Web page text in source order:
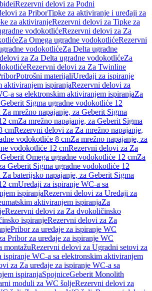
Rezervni delovi za Podni
za PriborTipke za aktiviranje i uređaji za
za aktiviranjeRezervni delovi za Tipke za
vodokotlićeRezervni delovi za Za
Za Omega ugradne vodokotlićeRezervni
vodokotlićeZa Delta ugradne
za Za Delta ugradne vodokotlićeZa
Rezervni delovi za Za Twinline
Potrošni materijaliUređaji za ispiranje
aktiviranjem ispiranjaRezervni delovi za
a sa elektronskim aktiviranjem ispiranjaZa
Sigma ugradne vodokotliće 12
mrežno napajanje, za Geberit Sigma
cmZa mrežno napajanje, za Geberit Sigma
cmRezervni delovi za Za mrežno napajanje,
vodokotliće 8 cmZa mrežno napajanje, za
vodokotliće 12 cmRezervni delovi za Za
Omega ugradne vodokotliće 12 cmZa
Geberit Sigma ugradne vodokotliće 12
baterijsko napajanje, za Geberit Sigma
cmUređaji za ispiranje WC-a sa
ispiranjaRezervni delovi za Uređaji za
aktiviranjem ispiranjaZa
Rezervni delovi za Za dvokoličinsko
ispiranjeRezervni delovi za Za
Pribor za uređaje za ispiranje WC
Pribor za uređaje za ispiranje WC
montažuRezervni delovi za Ugradni setovi za
ispiranje WC-a sa elektronskim aktiviranjem
za Za uređaje za ispiranje WC-a sa
ispiranjaSpojniceGeberit Monolith
moduli za WC šoljeRezervni delovi za